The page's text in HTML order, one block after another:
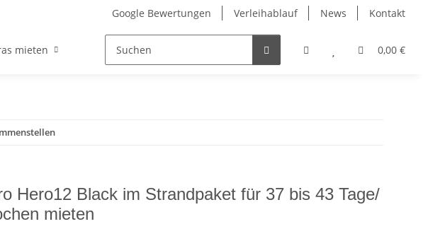
Google Bewertungen Verleihablauf News Kontakt
0,00 €
mieten
Hero12 Black im Strandpaket für 37 bis 43 Tage/
mieten